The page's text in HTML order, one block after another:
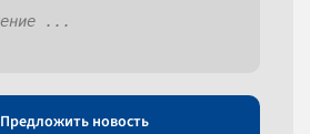
Предложить новость